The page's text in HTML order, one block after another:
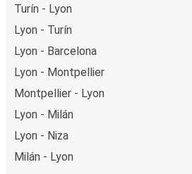
Turín - Lyon
Lyon - Turín
Lyon - Barcelona
Lyon - Montpellier
Montpellier - Lyon
Lyon - Milán
Lyon - Niza
Milán - Lyon